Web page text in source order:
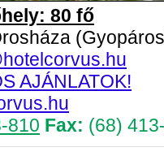
80 fő
AJÁNLATOK!
810 Fax: (68)